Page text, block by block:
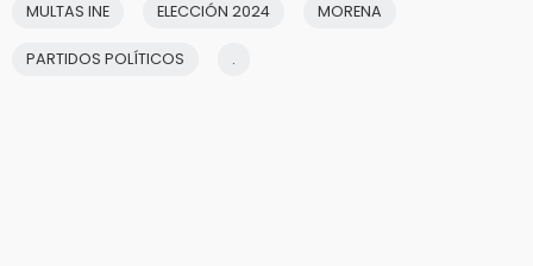
MULTAS INE ELECCIÓN 2024 MORENA
PARTIDOS POLÍTICOS .